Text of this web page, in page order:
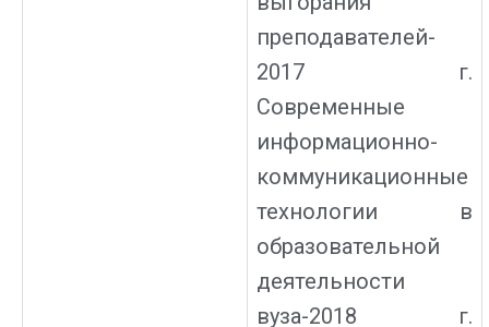
преподавателей-
2017 г.
Современные
информационно-
коммуникационные
технологии в
образовательной
деятельности
вуза-2018 г.